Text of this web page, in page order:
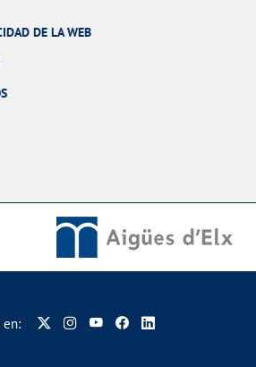
DE LA WEB
en: